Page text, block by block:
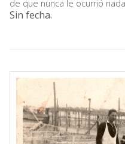
de que nunca le ocurrió
Sin fecha.